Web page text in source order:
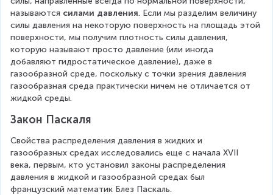
называются силами давления. Если мы разделим величину
силы давления на некоторую поверхность на площадь этой
поверхности, мы получим плотность силы давления,
которую называют просто давление (или иногда
добавляют гидростатическое давление), даже в
газообразной среде, поскольку с точки зрения давления
газообразная среда практически ничем не отличается от
жидкой среды.
Закон Паскаля
Свойства распределения давления в жидких и
газообразных средах исследовались еще с начала XVII
века, первым, кто установил законы распределения
давления в жидкой и газообразной средах был
французский математик Блез Паскаль.